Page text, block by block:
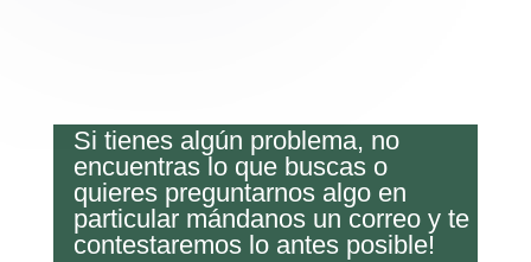
Si tienes algún problema, no
encuentras lo que buscas o
quieres preguntarnos algo en
particular mándanos un correo y te
contestaremos lo antes posible!